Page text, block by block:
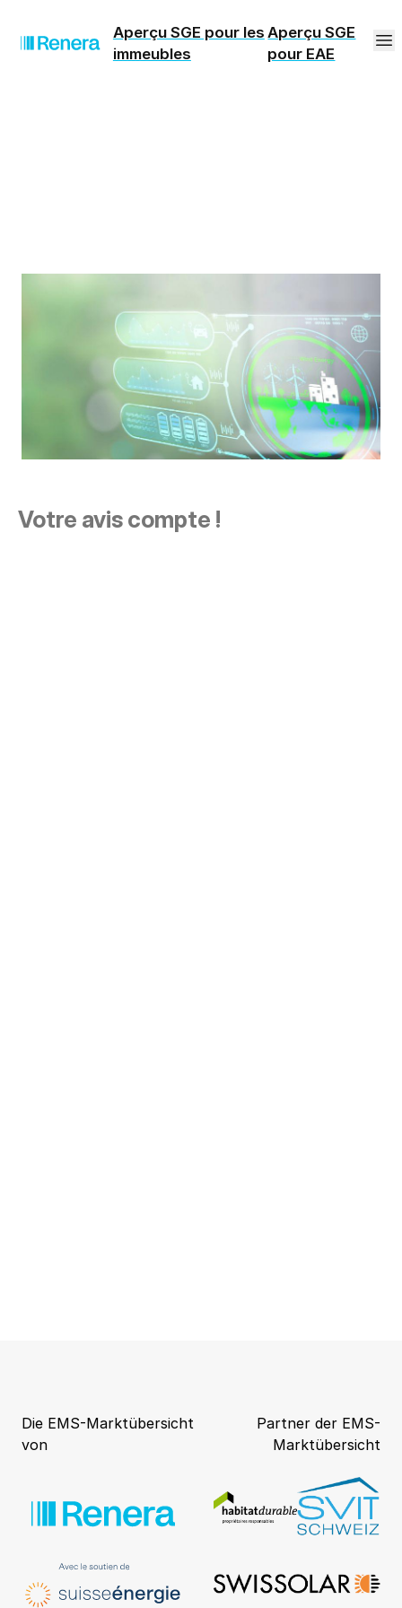
Aperçu SGE pour les
immeubles
Aperçu SGE
pour EAE
Votre avis compte !
Die EMS-Marktübersicht
von
Partner der EMS-
Marktübersicht